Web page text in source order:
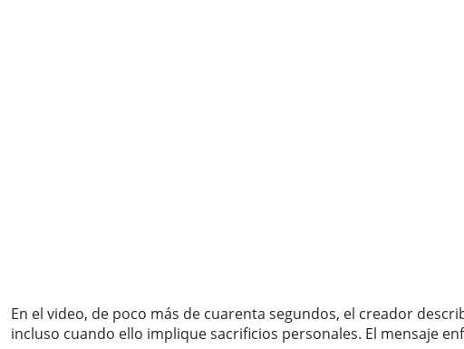
En el video, de poco más de cuarenta segundos, el creador
incluso cuando ello implique sacrificios personales. El mensaje